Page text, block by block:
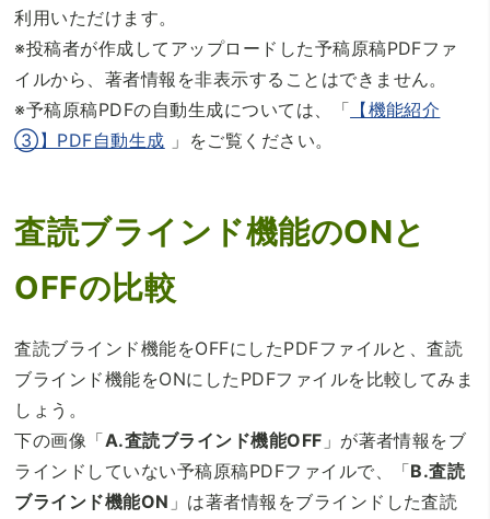
利用いただけます。
※投稿者が作成してアップロードした予稿原稿PDFファ
イルから、著者情報を非表示することはできません。
※予稿原稿PDFの自動生成については、「 【機能紹介
③】PDF自動生成 」をご覧ください。
査読ブラインド機能のONと
OFFの比較
査読ブラインド機能をOFFにしたPDFファイルと、査読
ブラインド機能をONにしたPDFファイルを比較してみま
しょう。
下の画像「A.査読ブラインド機能OFF 」が著者情報をブ
ラインドしていない予稿原稿PDFファイルで、「B.査読
ブラインド機能ON 」は著者情報をブラインドした査読